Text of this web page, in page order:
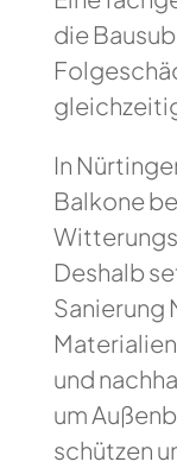
die
In
Balkone
Deshalb
Sanierung
und
um
schützen